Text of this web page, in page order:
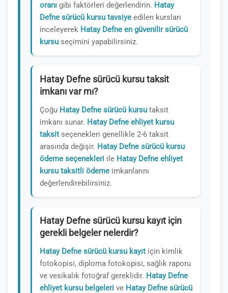
oranı gibi faktörleri değerlendirin. Hatay
Defne sürücü kursu tavsiye edilen kursları
inceleyerek Hatay Defne en güvenilir sürücü
kursu seçimini yapabilirsiniz.
Hatay Defne sürücü kursu taksit
imkanı var mı?
Çoğu Hatay Defne sürücü kursu taksit
imkanı sunar. Hatay Defne ehliyet kursu
taksit seçenekleri genellikle 2-6 taksit
arasında değişir. Hatay Defne sürücü kursu
ödeme seçenekleri ile Hatay Defne ehliyet
kursu taksitli ödeme imkanlarını
değerlendirebilirsiniz.
Hatay Defne sürücü kursu kayıt için
gerekli belgeler nelerdir?
Hatay Defne sürücü kursu kayıt için kimlik
fotokopisi, diploma fotokopisi, sağlık raporu
ve vesikalık fotoğraf gereklidir. Hatay Defne
ehliyet kursu belgeleri ve Hatay Defne sürücü